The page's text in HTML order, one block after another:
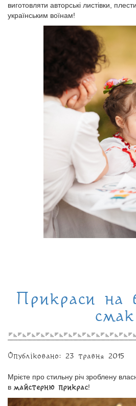
виготовляти авторські листівки,
українським воїнам!
Прикраси на
смак
Опубліковано: 23 травня 2015
Мрієте про стильну річ зроблену
в майстерню прикрас!